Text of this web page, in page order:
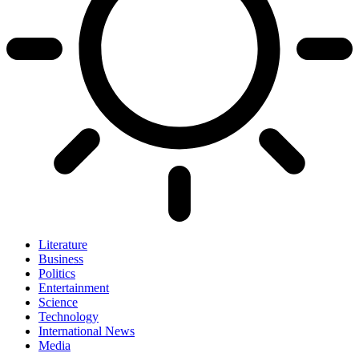
Literature
Business
Politics
Entertainment
Science
Technology
International News
Media